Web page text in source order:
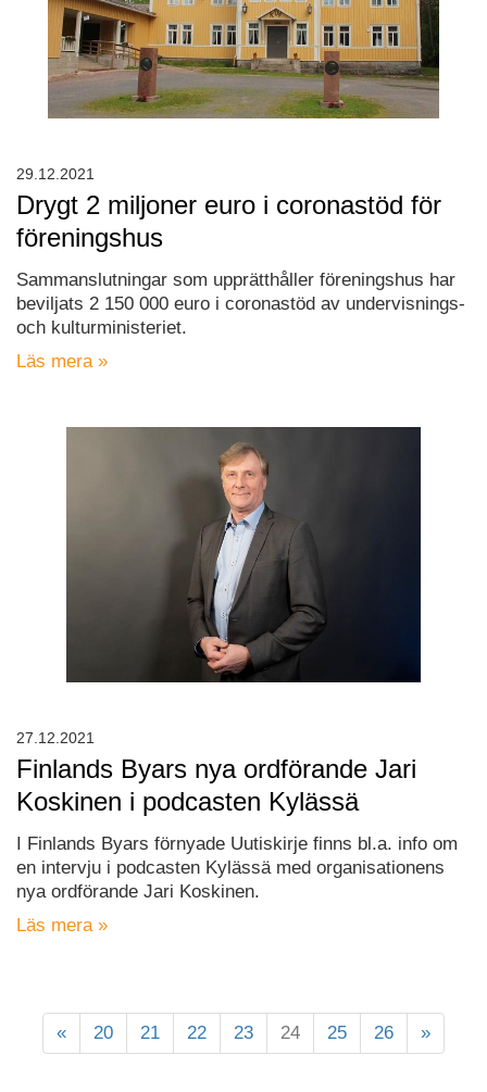
Drygt 2 miljoner euro i coronastöd för
föreningshus
Sammanslutningar som upprätthåller föreningshus har
beviljats 2 150 000 euro i coronastöd av undervisnings-
och kulturministeriet.
Läs mera »
29.12.2021
Finlands Byars nya ordförande Jari
Koskinen i podcasten Kylässä
I Finlands Byars förnyade Uutiskirje finns bl.a. info om
en intervju i podcasten Kylässä med organisationens
nya ordförande Jari Koskinen.
Läs mera »
27.12.2021
« 20 21 22 23 24 25 26 »